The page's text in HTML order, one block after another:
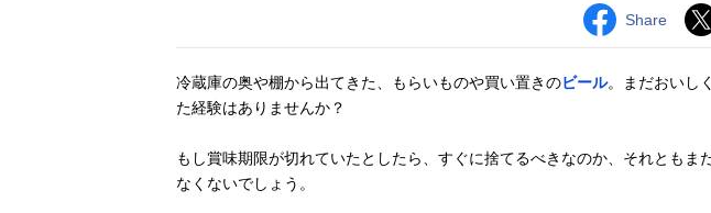
Share
冷蔵庫の奥や棚から出てきた、もらいものや買い置きのビール。まだおいし
た経験はありませんか？
もし賞味期限が切れていたとしたら、すぐに捨てるべきなのか、それともま
なくないでしょう。